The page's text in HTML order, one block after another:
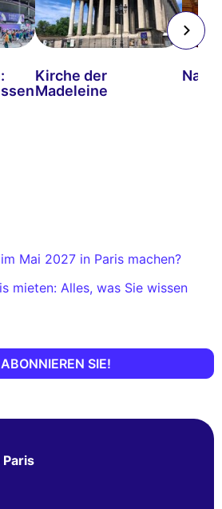
Kirche der
Madeleine
Mai 2027 in Paris machen?
mieten: Alles, was Sie wissen
ABONNIEREN SIE!